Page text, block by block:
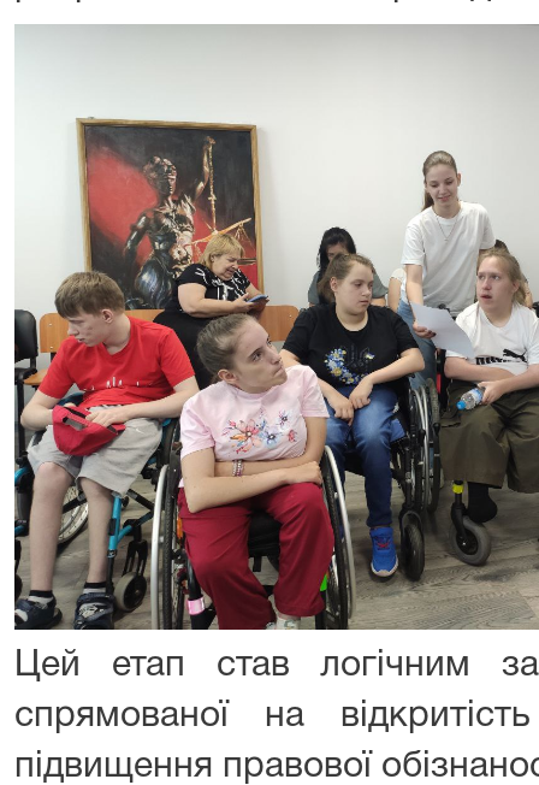
Цей етап став логічним
спрямованої на
підвищення правової